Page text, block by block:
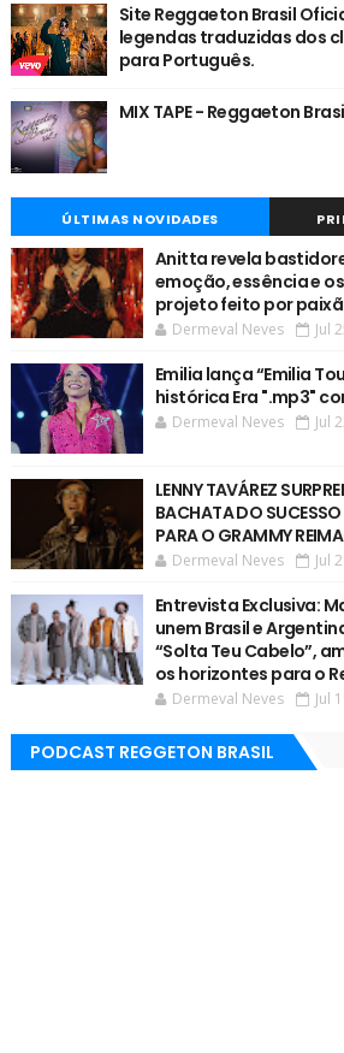
Site Reggaeton Brasil
legendas traduzidas dos
para Português.
MIX TAPE - Reggaeton
ÚLTIMAS NOVIDADES
Anitta revela
emoção, essência e
projeto feito por
Dermeval Neves Jul
Emilia lança “Emilia
histórica Era ".mp3"
Dermeval Neves Jul
LENNY TAVÁREZ
BACHATA DO
PARA O GRAMMY
Dermeval Neves Jul
Entrevista Exclusiva:
unem Brasil e
“Solta Teu Cabelo”,
os horizontes para o
Dermeval Neves Jul
PODCAST REGGETON BRASIL